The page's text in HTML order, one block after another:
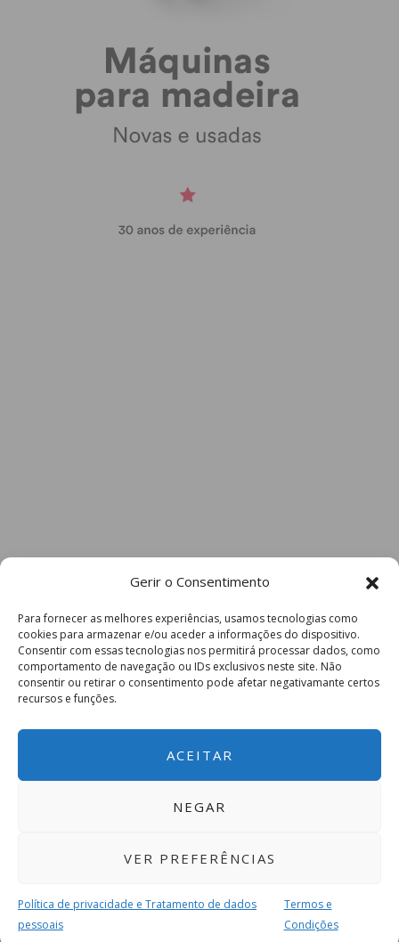
Gerir o Consentimento
Para fornecer as melhores experiências, usamos tecnologias como
cookies para armazenar e/ou aceder a informações do dispositivo.
Consentir com essas tecnologias nos permitirá processar dados, como
comportamento de navegação ou IDs exclusivos neste site. Não
consentir ou retirar o consentimento pode afetar negativamante certos
recursos e funções.
ACEITAR
NEGAR
VER PREFERÊNCIAS
Política de privacidade e Tratamento de dados
pessoais
Termos e
Condições